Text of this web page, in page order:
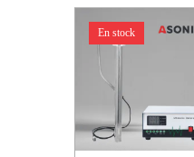
En stock